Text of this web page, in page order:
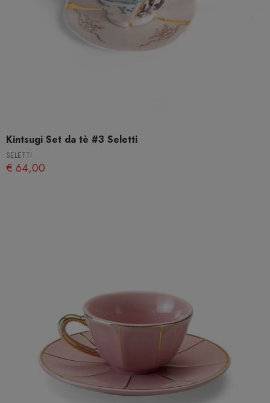
Kintsugi Set da tè #3 Seletti
SELETTI
€ 64,00